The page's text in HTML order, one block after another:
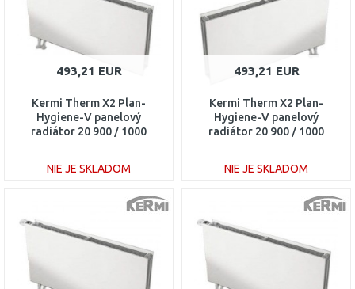
493,21 EUR
Kermi Therm X2 Plan-
Hygiene-V panelový
radiátor 20 900 / 1000
NIE JE SKLADOM
DO KOŠÍKA
Porovnať
493,21 EUR
Kermi Therm X2 Plan-
Hygiene-V panelový
radiátor 20 900 / 1000
NIE JE SKLADOM
DO KOŠÍKA
Porovnať